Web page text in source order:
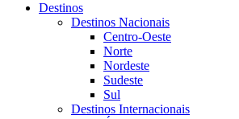
Destinos
Destinos Nacionais
Centro-Oeste
Norte
Nordeste
Sudeste
Sul
Destinos Internacionais